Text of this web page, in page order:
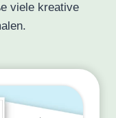
viele kreative